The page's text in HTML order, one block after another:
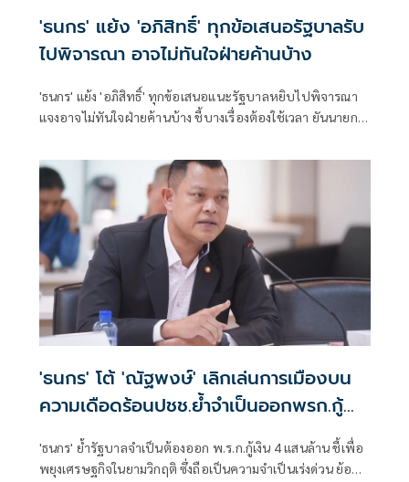
'ธนกร' แย้ง 'อภิสิทธิ์' ทุกข้อเสนอรัฐบาลรับ
ไปพิจารณา อาจไม่ทันใจฝ่ายค้านบ้าง
'ธนกร' แย้ง 'อภิสิทธิ์' ทุกข้อเสนอแนะรัฐบาลหยิบไปพิจารณา
แจงอาจไม่ทันใจฝ่ายค้านบ้าง ชี้บางเรื่องต้องใช้เวลา ยันนายกฯ
'ธนกร' โต้ 'ณัฐพงษ์' เลิกเล่นการเมืองบน
ความเดือดร้อนปชช.ย้ำจำเป็นออกพรก.กู้
เงิน 4 แสนล้าน
'ธนกร' ย้ำรัฐบาลจำเป็นต้องออก พ.ร.ก.กู้เงิน 4 แสนล้าน ชี้เพื่อ
พยุงเศรษฐกิจในยามวิกฤติ ซึ่งถือเป็นความจำเป็นเร่งด่วน ย้อน